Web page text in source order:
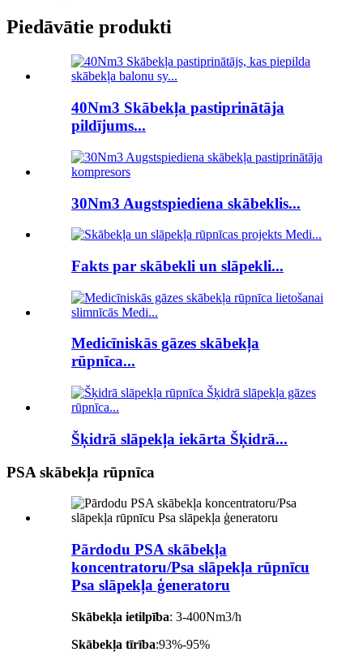
Piedāvātie produkti
40Nm3 Skābekļa pastiprinātāja
pildījums...
30Nm3 Augstspiediena skābeklis...
Fakts par skābekli un slāpekli...
Medicīniskās gāzes skābekļa
rūpnīca...
Šķidrā slāpekļa iekārta Šķidrā...
PSA skābekļa rūpnīca
Pārdodu PSA skābekļa
koncentratoru/Psa slāpekļa rūpnīcu
Psa slāpekļa ģeneratoru
Skābekļa ietilpība: 3-400Nm3/h
Skābekļa tīrība:93%-95%